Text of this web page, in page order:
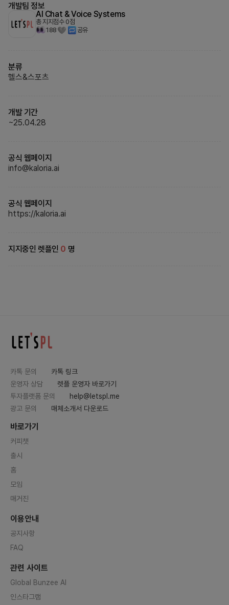
개발팀 정보
AI Chat & Voice Systems
총 지지점수 0점
188
공유
분류
헬스&스포츠
개발 기간
~25.04.28
공식 웹페이지
info@kaloria.ai
공식 웹페이지
https://kaloria.ai
지지중인 렛플인 0 명
카톡 문의
카톡 링크
운영자 상담
렛플 운영자 바로가기
투자플랫폼 문의
help@letspl.me
광고 문의
매체소개서 다운로드
바로가기
커피챗
출시
홈
모임
매거진
이용안내
공지사항
FAQ
관련 사이트
Global Bunzee AI
인스타그램